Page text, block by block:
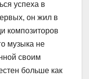
успеха в
он жил в
композиторов
музыка не
своим
больше как